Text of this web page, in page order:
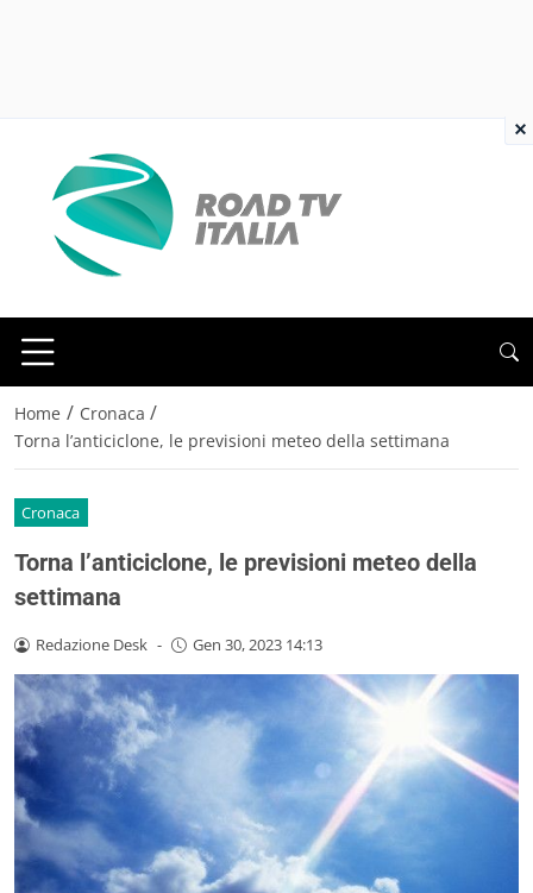
Home / Cronaca /
Torna l’anticiclone, le previsioni meteo della settimana
Cronaca
Torna l’anticiclone, le previsioni meteo della
settimana
Redazione Desk - Gen 30, 2023 14:13
×